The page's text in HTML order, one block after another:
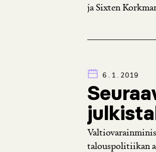
ja Sixten
6.1.2019
talouspolitiikan